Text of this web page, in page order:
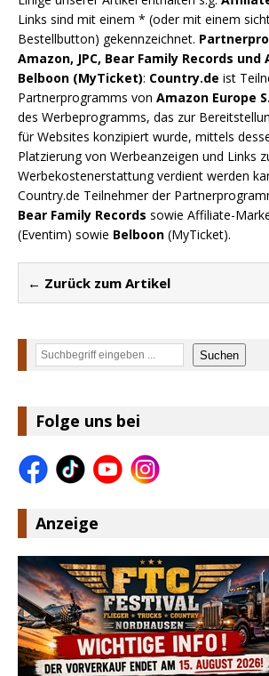
Links sind mit einem * (oder mit einem
Bestellbutton) gekennzeichnet.
Amazon, JPC, Bear Family Records
Belboon (MyTicket): Country.de ist
Partnerprogramms von Amazon Europe
des Werbeprogramms, das zur
für Websites konzipiert wurde, mittels
Platzierung von Werbeanzeigen und Links
Werbekostenerstattung verdient werden
Country.de Teilnehmer der
Bear Family Records sowie Affiliate-
(Eventim) sowie Belboon (MyTicket).
← Zurück zum Artikel
Suchen Suchen
Folge uns bei
Anzeige